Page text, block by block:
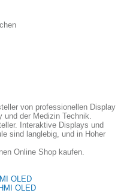
von professionellen Display
und der Medizin Technik.
Interaktive Displays und
sind langlebig, und in Hoher
Online Shop kaufen.
OLED
OLED